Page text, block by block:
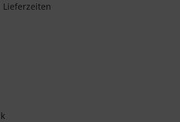
Lieferzeiten